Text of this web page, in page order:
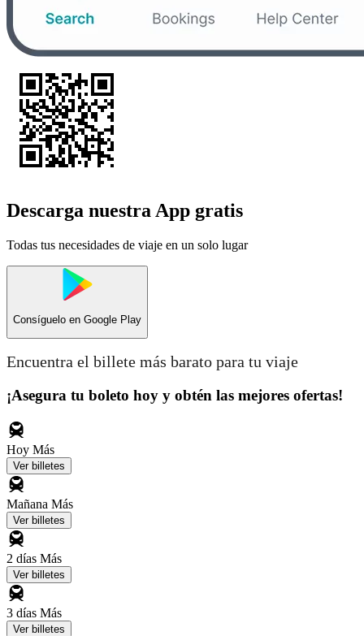
Descarga nuestra App gratis
Todas tus necesidades de viaje en un solo lugar
Consíguelo en Google Play
Encuentra el billete más barato para tu viaje
¡Asegura tu boleto hoy y obtén las mejores ofertas!
Hoy Más
Ver billetes
Mañana Más
Ver billetes
2 días Más
Ver billetes
3 días Más
Ver billetes